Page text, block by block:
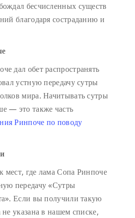
бесчисленных существ
благодаря состраданию и
дал обет распространять
устную передачу сутры
мира. Начитывать сутры
— это также часть
Ринпоче по поводу
мест, где лама Сопа Ринпоче
передачу «Сутры
Если вы получили такую
указана в нашем списке,